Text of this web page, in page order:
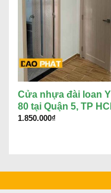
Cửa nhựa đài loan
80 tại Quận 5, TP
1.850.000₫